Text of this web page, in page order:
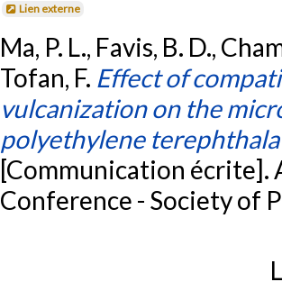
Lien externe
Ma, P. L., Favis, B. D.,
Tofan, F. Effect of
vulcanization on the
polyethylene
[Communication écrite].
Conference - Society of